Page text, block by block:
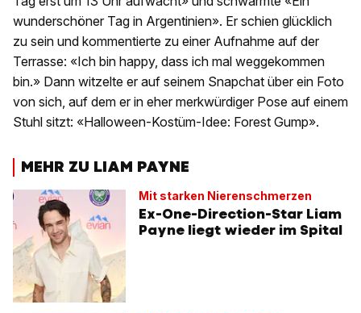
wunderschöner Tag in Argentinien». Er schien glücklich
zu sein und kommentierte zu einer Aufnahme auf der
Terrasse: «Ich bin happy, dass ich mal weggekommen
bin.» Dann witzelte er auf seinem Snapchat über ein Foto
von sich, auf dem er in eher merkwürdiger Pose auf einem
Stuhl sitzt: «Halloween-Kostüm-Idee: Forest Gump».
MEHR ZU LIAM PAYNE
Mit starken Nierenschmerzen
Ex-One-Direction-Star Liam
Payne liegt wieder im Spital